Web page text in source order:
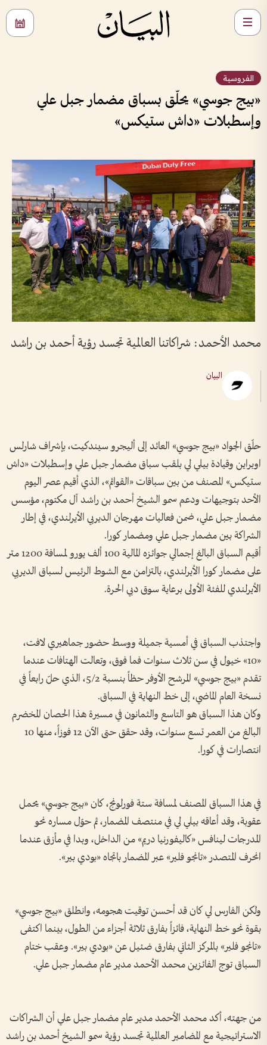
الفروسية
«بيج جوسي» يحلّق بسباق مضمار جبل علي
وإسطبلات «داش ستيكس»
محمد الأحمد: شراكاتنا العالمية تجسد رؤية أحمد بن راشد
البيان
حلّق الجواد «بيج جوسي» العائد إلى أليجرو سيندكيت، بإشراف شارلس
اوبراين وقيادة بيلي لي بلقب سباق مضمار جبل علي وإسطبلات «داش
ستيكس» المصنف من بين سباقات «القوائم»، الذي أقيم عصر اليوم
الأحد بتوجيهات ودعم سمو الشيخ أحمد بن راشد آل مكتوم، مؤسس
مضمار جبل علي، ضمن فعاليات مهرجان الديربي الأيرلندي، في إطار
الشراكة بين مضمار جبل علي ومضمار كورا.
أقيم السباق البالغ إجمالي جوائزه المالية 100 ألف يورو لمسافة 1200 متر
على مضمار كورا الأيرلندي، بالتزامن مع الشوط الرئيس لسباق الديربي
الأيرلندي للفئة الأولى برعاية سوق دبي الحرة.
واجتذب السباق في أمسية جميلة ووسط حضور جماهيري لافت،
«10» خيول في سن ثلاث سنوات فما فوق، وتعالت الهتافات عندما
تقدم «بيج جوسي» المرشح الأوفر حظاً بنسبة 5/2، الذي حلّ رابعاً في
نسخة العام الماضي، إلى خط النهاية في السباق.
وكان هذا السباق هو التاسع والثمانون في مسيرة هذا الحصان المخضرم
البالغ من العمر تسع سنوات، وقد حقق حتى الآن 12 فوزاً، منها 10
انتصارات في كورا.
في هذا السباق المصنف لمسافة ستة فورلونج، كان «بيج جوسي» يحمل
عقوبة، وقد أعاقه بيلي لي في منتصف المضمار، ثم حوّل مساره نحو
المدرجات لينافس «كاليفورنيا دريم» من الداخل، وبدا في مأزق عندما
انحرف المتصدر «تانجو فلير» عبر المضمار باتجاه «بودي بير».
ولكن الفارس لي كان قد أحسن توقيت هجومه، وانطلق «بيج جوسي»
بقوة نحو خط النهاية، فائزاً بفارق ثلاثة أجزاء من الطول، بينما اكتفى
«تانجو فلير» بالمركز الثاني بفارق ضئيل عن «بودي بير». وعقب ختام
السباق توج الفائزين محمد الأحمد مدير عام مضمار جبل علي.
من جهته، أكد محمد الأحمد مدير عام مضمار جبل علي أن الشراكات
الاستراتيجية مع المضامير العالمية تجسد رؤية سمو الشيخ أحمد بن راشد